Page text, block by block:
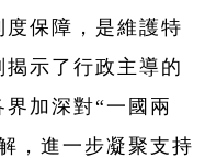
保障，是維護特
示了行政主導的
加深對“一國兩
，進一步凝聚支持